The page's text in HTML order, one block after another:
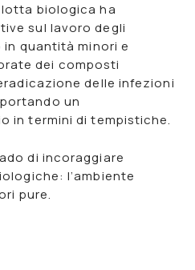
biologica ha
sul lavoro degli
quantità minori e
dei composti
delle infezioni
un
in termini di tempistiche.
di incoraggiare
l’ambiente
pure.